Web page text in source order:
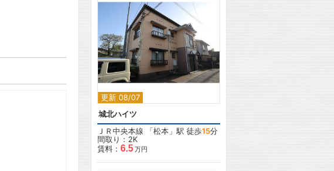
更新 08/07
2
城北ハイツ
ＪＲ中央本線 「松本 」駅 徒歩15分
間取り：2K
賃料： 6.5万円